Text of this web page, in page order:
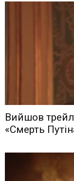
Вийшов
«Смерть